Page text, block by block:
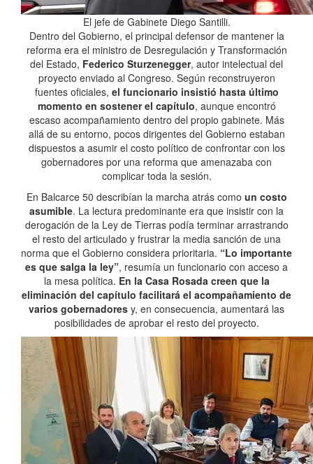
El jefe de Gabinete Diego Santilli.
Dentro del Gobierno, el principal defensor de mantener la
reforma era el ministro de Desregulación y Transformación
del Estado, Federico Sturzenegger, autor intelectual del
proyecto enviado al Congreso. Según reconstruyeron
fuentes oficiales, el funcionario insistió hasta último
momento en sostener el capítulo, aunque encontró
escaso acompañamiento dentro del propio gabinete. Más
allá de su entorno, pocos dirigentes del Gobierno estaban
dispuestos a asumir el costo político de confrontar con los
gobernadores por una reforma que amenazaba con
complicar toda la sesión.
En Balcarce 50 describían la marcha atrás como un costo
asumible. La lectura predominante era que insistir con la
derogación de la Ley de Tierras podía terminar arrastrando
el resto del articulado y frustrar la media sanción de una
norma que el Gobierno considera prioritaria. “Lo importante
es que salga la ley”, resumía un funcionario con acceso a
la mesa política. En la Casa Rosada creen que la
eliminación del capítulo facilitará el acompañamiento de
varios gobernadores y, en consecuencia, aumentará las
posibilidades de aprobar el resto del proyecto.